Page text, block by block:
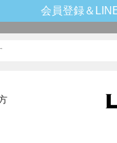
会員登録＆